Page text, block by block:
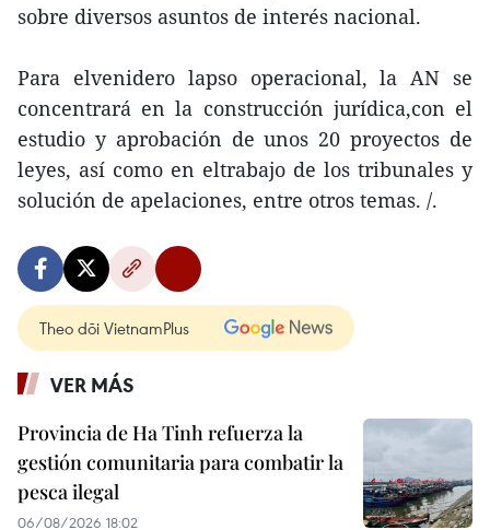
sobre diversos asuntos de interés nacional.
Para elvenidero lapso operacional, la AN se
concentrará en la construcción jurídica,con el
estudio y aprobación de unos 20 proyectos de
leyes, así como en eltrabajo de los tribunales y
solución de apelaciones, entre otros temas. /.
Theo dõi VietnamPlus
VER MÁS
Provincia de Ha Tinh refuerza la
gestión comunitaria para combatir la
pesca ilegal
06/08/2026 18:02